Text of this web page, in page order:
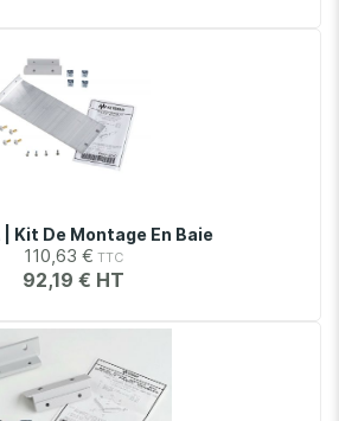
Kit De Montage En Baie
110,63 €
92,19 €